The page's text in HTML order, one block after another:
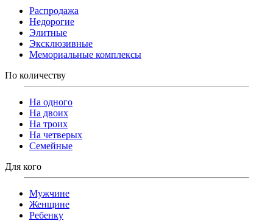
Распродажа
Недорогие
Элитные
Эксклюзивные
Мемориальные комплексы
По количеству
На одного
На двоих
На троих
На четверых
Семейные
Для кого
Мужчине
Женщине
Ребенку